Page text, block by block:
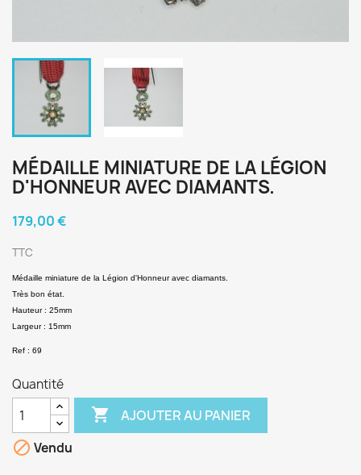
MÉDAILLE MINIATURE DE LA LÉGION
D'HONNEUR AVEC DIAMANTS.
179,00 €
TTC
Médaille miniature de la Légion d'Honneur avec diamants.
Très bon état.
Hauteur : 25mm
Largeur : 15mm
Ref : 69
Quantité
 AJOUTER AU PANIER
 Vendu